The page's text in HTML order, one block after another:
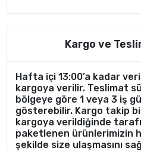
Kargo ve
Hafta içi 13:00’a kadar
kargoya verilir. Teslimat
bölgeye göre 1 veya 3 iş
gösterebilir. Kargo takip
kargoya verildiğinde
paketlenen ürünlerimizin
şekilde size ulaşmasını